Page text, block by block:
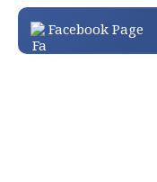
Facebook Page